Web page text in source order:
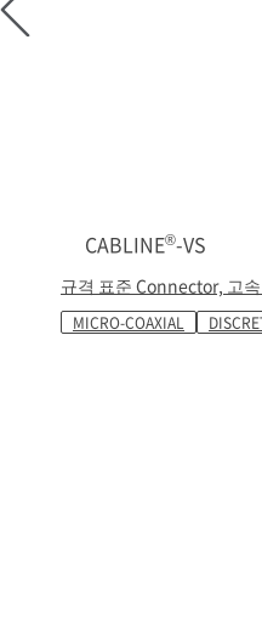
CABLINE®-VS
규격 표준 Connector, 고
MICRO-COAXIAL